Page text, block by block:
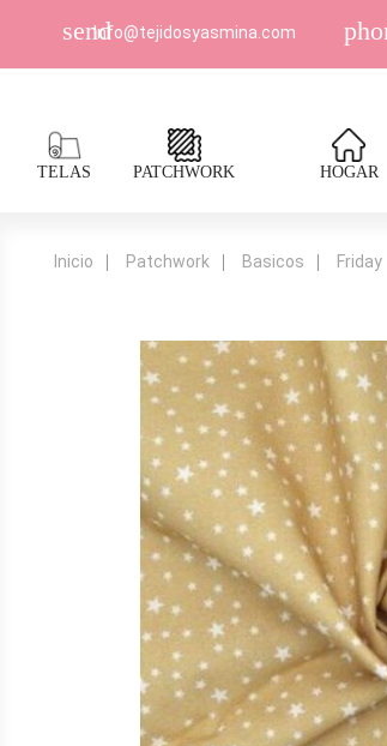
sendInfo@tejidosyasmina.com
TELAS PATCHWORK HOGAR
Inicio Patchwork Basicos Friday